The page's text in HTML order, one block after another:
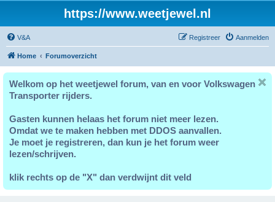
https://www.weetjewel.nl
V&A Aanmelden
Registreer
Home Forumoverzicht
Welkom op het weetjewel forum, van en voor Volkswagen
Transporter rijders.
Gasten kunnen helaas het forum niet meer lezen.
Omdat we te maken hebben met DDOS aanvallen.
Je moet je registreren, dan kun je het forum weer
lezen/schrijven.
klik rechts op de "X" dan verdwijnt dit veld